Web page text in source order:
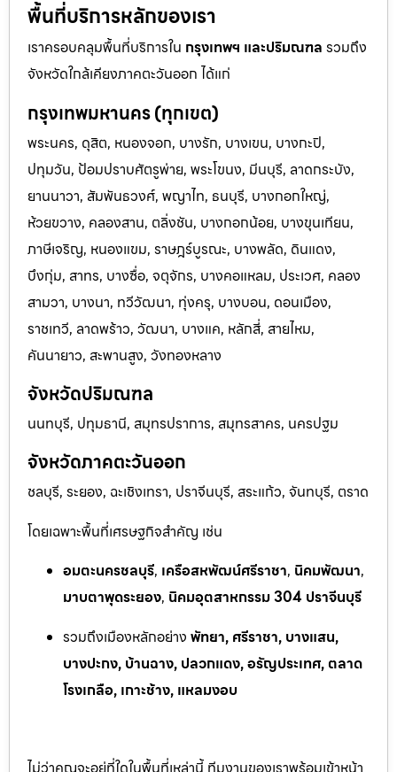
พื้นที่บริการหลักของเรา
เราครอบคลุมพื้นที่บริการใน กรุงเทพฯ และปริมณฑล รวมถึง
จังหวัดใกล้เคียงภาคตะวันออก ได้แก่
กรุงเทพมหานคร (ทุกเขต)
พระนคร, ดุสิต, หนองจอก, บางรัก, บางเขน, บางกะปิ,
ปทุมวัน, ป้อมปราบศัตรูพ่าย, พระโขนง, มีนบุรี, ลาดกระบัง,
ยานนาวา, สัมพันธวงศ์, พญาไท, ธนบุรี, บางกอกใหญ่,
ห้วยขวาง, คลองสาน, ตลิ่งชัน, บางกอกน้อย, บางขุนเทียน,
ภาษีเจริญ, หนองแขม, ราษฎร์บูรณะ, บางพลัด, ดินแดง,
บึงกุ่ม, สาทร, บางซื่อ, จตุจักร, บางคอแหลม, ประเวศ, คลอง
สามวา, บางนา, ทวีวัฒนา, ทุ่งครุ, บางบอน, ดอนเมือง,
ราชเทวี, ลาดพร้าว, วัฒนา, บางแค, หลักสี่, สายไหม,
คันนายาว, สะพานสูง, วังทองหลาง
จังหวัดปริมณฑล
นนทบุรี, ปทุมธานี, สมุทรปราการ, สมุทรสาคร, นครปฐม
จังหวัดภาคตะวันออก
ชลบุรี, ระยอง, ฉะเชิงเทรา, ปราจีนบุรี, สระแก้ว, จันทบุรี, ตราด
โดยเฉพาะพื้นที่เศรษฐกิจสำคัญ เช่น
อมตะนครชลบุรี, เครือสหพัฒน์ศรีราชา, นิคมพัฒนา,
มาบตาพุดระยอง, นิคมอุตสาหกรรม 304 ปราจีนบุรี
รวมถึงเมืองหลักอย่าง พัทยา, ศรีราชา, บางแสน,
บางปะกง, บ้านฉาง, ปลวกแดง, อรัญประเทศ, ตลาด
โรงเกลือ, เกาะช้าง, แหลมงอบ